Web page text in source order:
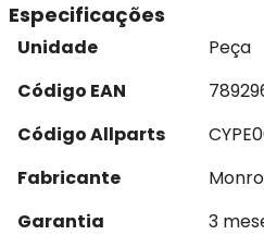
Especificações
Unidade
Peça
Código EAN
Código Allparts
Fabricante
Garantia
3